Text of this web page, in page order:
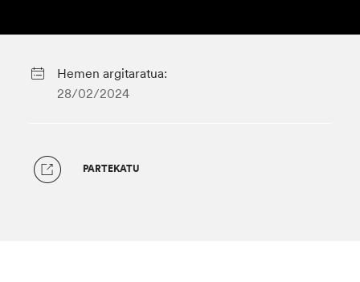
Hemen argitaratua:
28/02/2024
PARTEKATU